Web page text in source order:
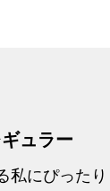
ュラー
私にぴったり